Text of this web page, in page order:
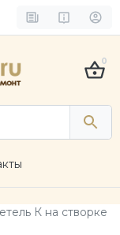
0
К на створке